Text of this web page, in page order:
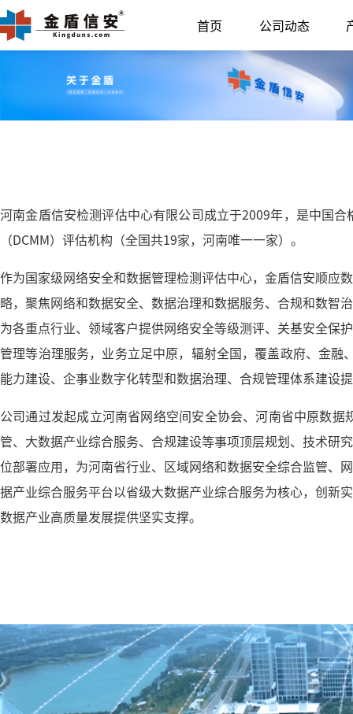
首页 公司动态
河南金盾信安检测评估中心有限公司成立于2009年，是中国
（DCMM）评估机构（全国共19家，河南唯一一家）。
作为国家级网络安全和数据管理检测评估中心，金盾信安顺应
略，聚焦网络和数据安全、数据治理和数据服务、合规和数
为各重点行业、领域客户提供网络安全等级测评、关基安全保
管理等治理服务，业务立足中原，辐射全国，覆盖政府、金
能力建设、企事业数字化转型和数据治理、合规管理体系建设
公司通过发起成立河南省网络空间安全协会、河南省中原数
管、大数据产业综合服务、合规建设等事项顶层规划、技术研
位部署应用，为河南省行业、区域网络和数据安全综合监管、
据产业综合服务平台以省级大数据产业综合服务为核心，创新
数据产业高质量发展提供坚实支撑。